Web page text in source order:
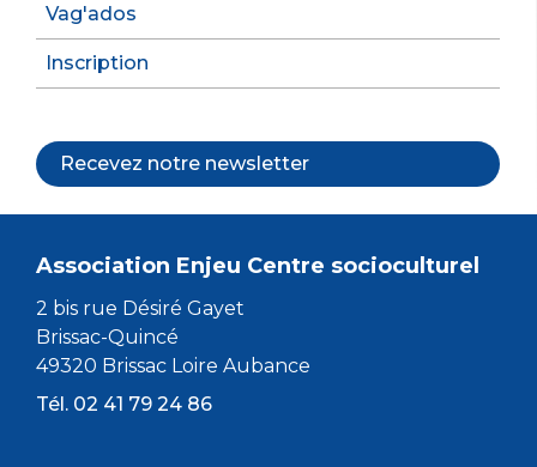
Vag'ados
Inscription
Recevez notre newsletter
Association Enjeu Centre socioculturel
2 bis rue Désiré Gayet
Brissac-Quincé
49320 Brissac Loire Aubance
Tél. 02 41 79 24 86